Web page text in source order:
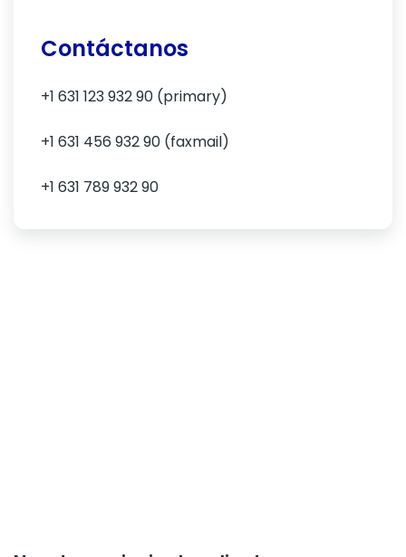
Contáctanos
+1 631 123 932 90 (primary)
+1 631 456 932 90 (faxmail)
+1 631 789 932 90